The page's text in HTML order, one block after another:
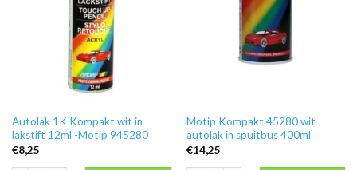
Autolak 1K Kompakt wit in
lakstift 12ml -Motip 945280
€8,25
Motip Kompakt 45280 wit
autolak in spuitbus 400ml
€14,25